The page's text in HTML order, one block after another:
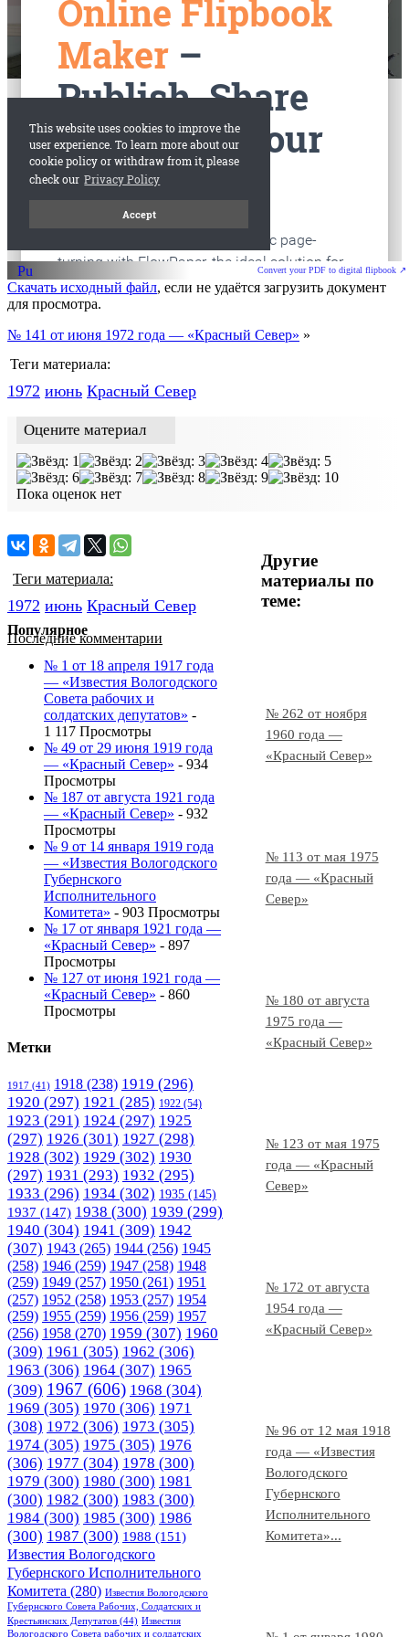
старые газеты
Convert your PDF to digital flipbook ↗
Скачать исходный файл, если не удаётся загрузить документ
для просмотра.
№ 141 от июня 1972 года — «Красный Север» »
Теги материала:
1972 июнь Красный Cевер
Оцените материал
Пока оценок нет
Другие
материалы по
теме:
№ 262 от ноября
1960 года —
«Красный Север»
№ 113 от мая 1975
года — «Красный
Север»
№ 180 от августа
1975 года —
«Красный Север»
№ 123 от мая 1975
года — «Красный
Север»
№ 172 от августа
1954 года —
«Красный Север»
№ 96 от 12 мая 1918
года — «Известия
Вологодского
Губернского
Исполнительного
Комитета»...
Теги материала:
1972 июнь Красный Cевер
Последние комментарии
Популярное
№ 1 от 18 апреля 1917 года
— «Известия Вологодского
Совета рабочих и
солдатских депутатов» -
1 117 Просмотры
№ 49 от 29 июня 1919 года
— «Красный Север» - 934
Просмотры
№ 187 от августа 1921 года
— «Красный Север» - 932
Просмотры
№ 9 от 14 января 1919 года
— «Известия Вологодского
Губернского
Исполнительного
Комитета» - 903 Просмотры
№ 17 от января 1921 года —
«Красный Север» - 897
Просмотры
№ 127 от июня 1921 года —
«Красный Север» - 860
Просмотры
Метки
1917 (41) 1918 (238) 1919 (296)
1920 (297) 1921 (285) 1922 (54)
1923 (291) 1924 (297) 1925
(297) 1926 (301) 1927 (298)
1928 (302) 1929 (302) 1930
(297) 1931 (293) 1932 (295)
1933 (296) 1934 (302) 1935 (145)
1937 (147) 1938 (300) 1939 (299)
1940 (304) 1941 (309) 1942
(307) 1943 (265) 1944 (256) 1945
(258) 1946 (259) 1947 (258) 1948
(259) 1949 (257) 1950 (261) 1951
(257) 1952 (258) 1953 (257) 1954
(259) 1955 (259) 1956 (259) 1957
(256) 1958 (270) 1959 (307) 1960
(309) 1961 (305) 1962 (306)
1963 (306) 1964 (307) 1965
(309) 1967 (606) 1968 (304)
1969 (305) 1970 (306) 1971
(308) 1972 (306) 1973 (305)
1974 (305) 1975 (305) 1976
(306) 1977 (304) 1978 (300)
1979 (300) 1980 (300) 1981
(300) 1982 (300) 1983 (300)
1984 (300) 1985 (300) 1986
(300) 1987 (300) 1988 (151)
Известия Вологодского
Губернского Исполнительного
Комитета (280) Известия Вологодского
Губернского Совета Рабочих, Солдатских и
Крестьянских Депутатов (44) Известия
Вологодского Совета рабочих и солдатских